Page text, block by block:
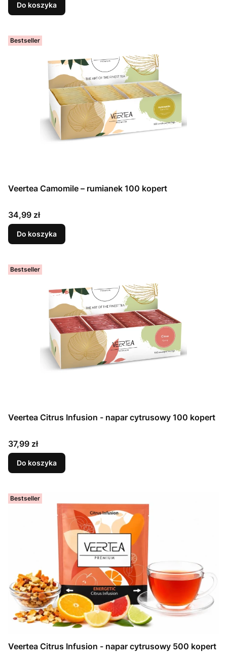
Do koszyka
Bestseller
Veertea Camomile – rumianek 100 kopert
Cena
34,99 zł
Do koszyka
Bestseller
Veertea Citrus Infusion - napar cytrusowy 100 kopert
Cena
37,99 zł
Do koszyka
Bestseller
Veertea Citrus Infusion - napar cytrusowy 500 kopert